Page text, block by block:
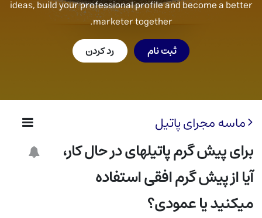
ideas, build your professional profile and become a better
marketer together.
ثبت نام
رد کردن
ماسه مجرای پاتیل
برای پیش گرم پاتیلهای در حال کار،
آیا از پیش گرم افقی استفاده
میکنید یا عمودی؟